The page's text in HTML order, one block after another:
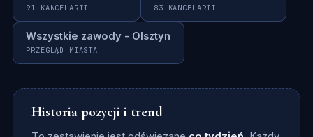
91 KANCELARII 83 KANCELARII
Wszystkie zawody - Olsztyn
PRZEGLĄD MIASTA
Historia pozycji i trend